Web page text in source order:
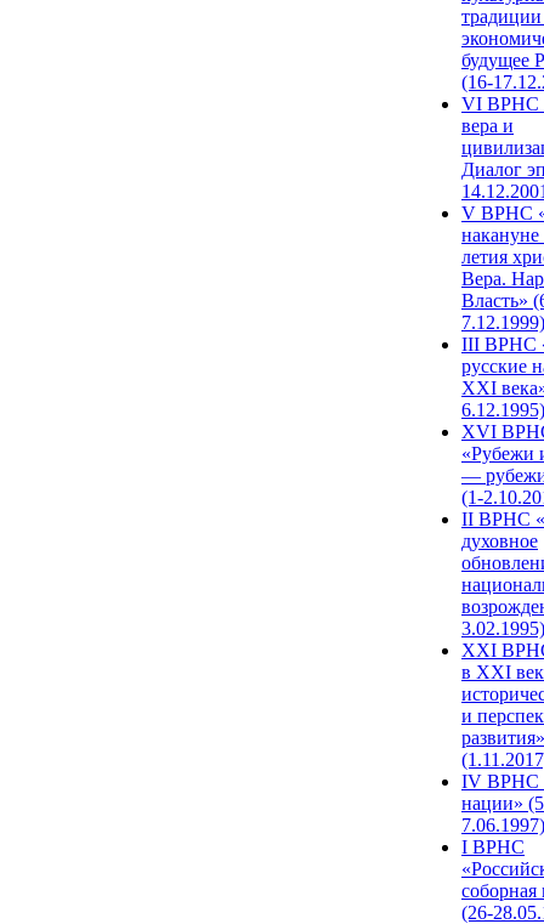
будущее
(16-
VI ВРНС
вера и
Диалог
V ВРНС
накануне
летия
Вера.
Власть»
7.12.1999)
III ВРНС
русские
XXI
6.12.1995)
XVI
«Рубежи
—
(1-
II ВРНС
духовное
3.02.1995)
XХI
в XXI
и
развития»
IV ВРНС
нации»
7.06.1997)
I ВРНС
(26-